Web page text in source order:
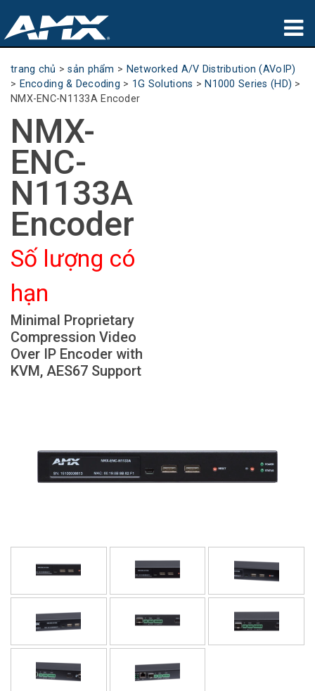
sản phẩm
Ứng dụng
Partners
nơi mua
đào tạo
hỗ trợ
Giới thiệu
Ngôn ngữ/Khu vực
trang chủ >sản phẩm > Networked A/V Distribution (AVoIP)
> Encoding & Decoding > 1G Solutions > N1000 Series (HD) >
NMX-ENC-N1133A Encoder
NMX-
ENC-
N1133A
Encoder
Số lượng có
hạn
Minimal Proprietary
Compression Video
Over IP Encoder with
KVM, AES67 Support